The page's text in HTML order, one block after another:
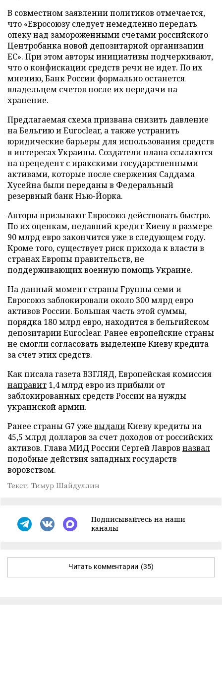
В совместном заявлении политиков отмечается,
что «Евросоюзу следует немедленно передать
опеку над замороженными счетами российского
Центробанка новой депозитарной организации
ЕС». При этом авторы инициативы подчеркивают,
что о конфискации средств речи не идет. По их
мнению, Банк России формально останется
владельцем счетов после их передачи на
хранение.
Предлагаемая схема призвана снизить давление
на Бельгию и Euroclear, а также устранить
юридические барьеры для использования средств
в интересах Украины. Создатели плана ссылаются
на прецедент с иракскими государственными
активами, которые после свержения Саддама
Хусейна были переданы в Федеральный
резервный банк Нью-Йорка.
Авторы призывают Евросоюз действовать быстро.
По их оценкам, недавний кредит Киеву в размере
90 млрд евро закончится уже в следующем году.
Кроме того, существует риск прихода к власти в
странах Европы правительств, не
поддерживающих военную помощь Украине.
На данный момент страны Группы семи и
Евросоюз заблокировали около 300 млрд евро
активов России. Большая часть этой суммы,
порядка 180 млрд евро, находится в бельгийском
депозитарии Euroclear. Ранее европейские страны
не смогли согласовать выделение Киеву кредита
за счет этих средств.
Как писала газета ВЗГЛЯД, Европейская комиссия
направит 1,4 млрд евро из прибыли от
заблокированных средств России на нужды
украинской армии.
Ранее страны G7 уже выдалиКиеву кредиты на
45,5 млрд долларов за счет доходов от российских
активов. Глава МИД России Сергей Лавров назвал
подобные действия западных государств
воровством.
Текст: Тимур Шайдуллин
Подписывайтесь на наши
каналы
Читать комментарии (35)